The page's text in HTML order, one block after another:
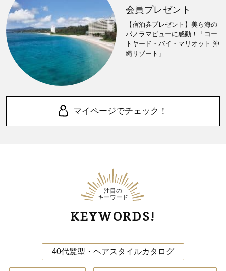
会員プレゼント
【宿泊券プレゼント】美ら海の
パノラマビューに感動！「コー
トヤード・バイ・マリオット 沖
縄リゾート」
マイページでチェック！
注目の
キーワード
KEYWORDS!
40代髪型・ヘアスタイルカタログ